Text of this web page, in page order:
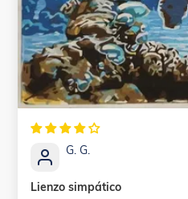
G. G.
Lienzo simpático